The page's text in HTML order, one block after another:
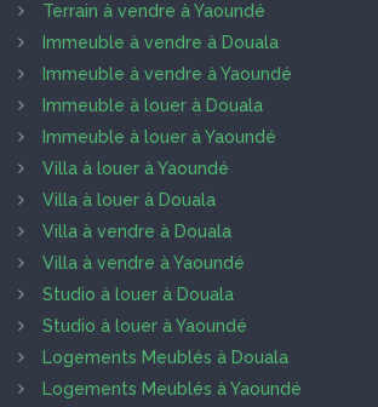
Terrain à vendre à Yaoundé
Immeuble à vendre à Douala
Immeuble à vendre à Yaoundé
Immeuble à louer à Douala
Immeuble à louer à Yaoundé
Villa à louer à Yaoundé
Villa à louer à Douala
Villa à vendre à Douala
Villa à vendre à Yaoundé
Studio à louer à Douala
Studio à louer à Yaoundé
Logements Meublés à Douala
Logements Meublés à Yaoundé